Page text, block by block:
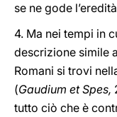
se ne gode
4. Ma nei tempi in
descrizione simile
Romani si trovi
(Gaudium et Spes,
tutto ciò che è